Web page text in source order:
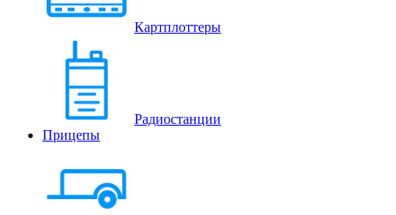
Картплоттеры
Радиостанции
Прицепы